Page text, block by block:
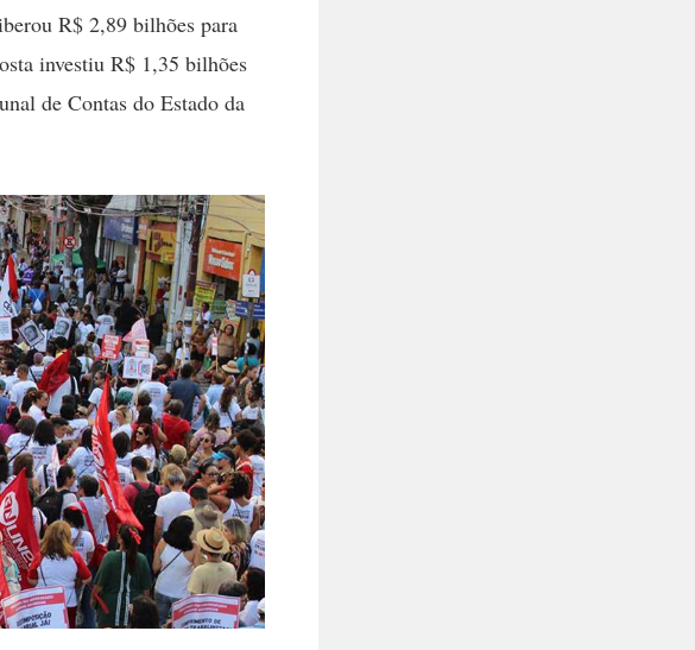
R$ 2,89 bilhões para
investiu R$ 1,35 bilhões
de Contas do Estado da